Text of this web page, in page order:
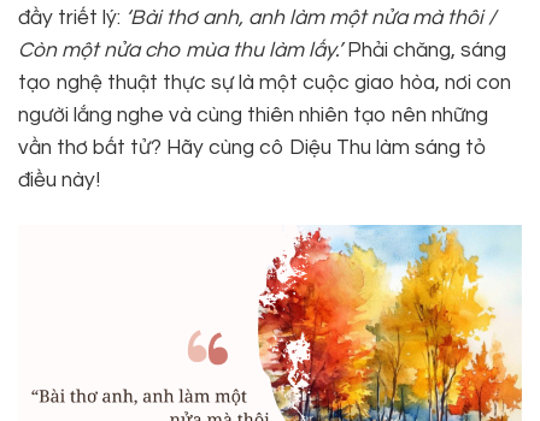
đầy triết lý: ‘Bài thơ anh, anh làm một nửa mà thôi /
Còn một nửa cho mùa thu làm lấy.’Phải chăng, sáng
tạo nghệ thuật thực sự là một cuộc giao hòa, nơi con
người lắng nghe và cùng thiên nhiên tạo nên những
vần thơ bất tử? Hãy cùng cô Diệu Thu làm sáng tỏ
điều này!